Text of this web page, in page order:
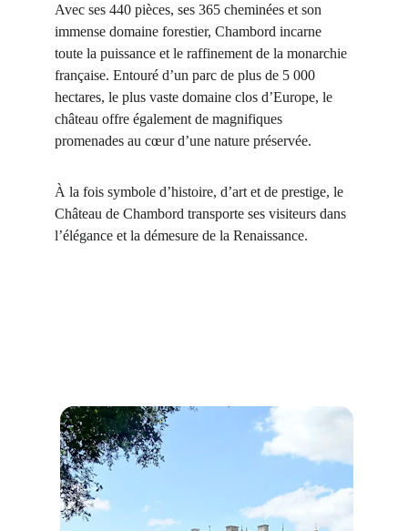
Avec ses 440 pièces, ses 365 cheminées et son
immense domaine forestier, Chambord incarne
toute la puissance et le raffinement de la monarchie
française. Entouré d’un parc de plus de 5 000
hectares, le plus vaste domaine clos d’Europe, le
château offre également de magnifiques
promenades au cœur d’une nature préservée.
À la fois symbole d’histoire, d’art et de prestige, le
Château de Chambord transporte ses visiteurs dans
l’élégance et la démesure de la Renaissance.